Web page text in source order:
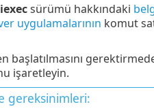
sürümü hakkındaki
uygulamalarının komut
başlatılmasını
işaretleyin.
gereksinimleri: